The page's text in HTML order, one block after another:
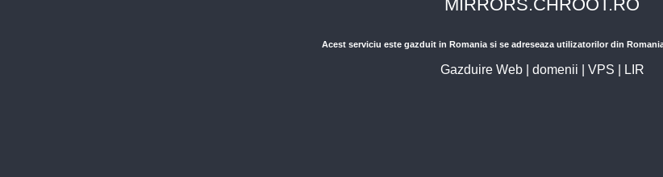
MIRRORS.CHROOT.RO
Acest serviciu este gazduit in Romania si se adreseaza utilizatorilor din
Gazduire Web| domenii VPS LIR